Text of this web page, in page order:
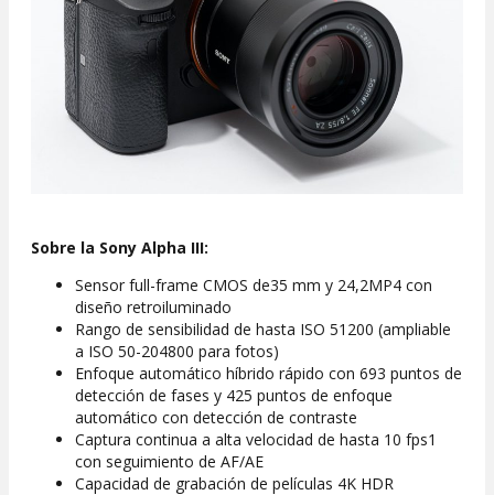
Sobre la Sony Alpha III:
Sensor full-frame CMOS de35 mm y 24,2MP4 con
diseño retroiluminado
Rango de sensibilidad de hasta ISO 51200 (ampliable
a ISO 50-204800 para fotos)
Enfoque automático híbrido rápido con 693 puntos de
detección de fases y 425 puntos de enfoque
automático con detección de contraste
Captura continua a alta velocidad de hasta 10 fps1
con seguimiento de AF/AE
Capacidad de grabación de películas 4K HDR